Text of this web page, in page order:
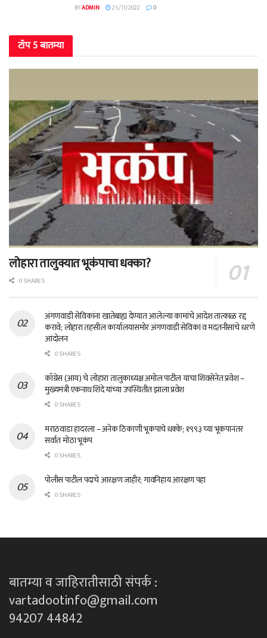
BYADMIN 25/11/2022 0
टॉप 5 बातम्या
लोहारा तालुक्यात भूकंपाचा धक्का?
0 SHARES
अंगणवाडी सेविकांना खातेबाह्य देण्यात आलेल्या कामांचे आदेश तात्काळ रद्द
करावे; लोहारा तहसील कार्यालयासमोर अंगणवाडी सेविका व मदतनीसांचे धरणे
आंदोलन
0 SHARES
काँग्रेस (आय) चे लोहारा तालुकाध्यक्ष अमोल पाटील यांचा शिवसेनेत प्रवेश –
मुख्यमंत्री एकनाथ शिंदे यांच्या उपस्थितीत झाला प्रवेश
0 SHARES
मराठवाडा हादरला – अनेक ठिकाणी भूकंपाचे धक्के; १९९३ च्या भूकंपानंतर
सर्वात मोठा भूकंप
0 SHARES
पोलीस पाटील पदाचे आरक्षण जाहीर; गावनिहाय आरक्षण पहा
0 SHARES
बातम्या व जाहिरातीसाठी संपर्क :
vartadootinfo@gmail.com
94207 44842